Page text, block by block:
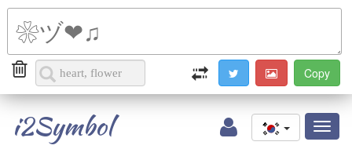
i2Symbol